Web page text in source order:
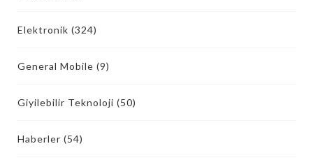
Elektronik (324)
General Mobile (9)
Giyilebilir Teknoloji (50)
Haberler (54)